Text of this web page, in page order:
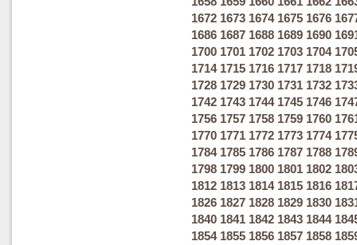
1672 1673 1674 1675 1676
1686 1687 1688 1689 1690
1700 1701 1702 1703 1704
1714 1715 1716 1717 1718
1728 1729 1730 1731 1732
1742 1743 1744 1745 1746
1756 1757 1758 1759 1760
1770 1771 1772 1773 1774
1784 1785 1786 1787 1788
1798 1799 1800 1801 1802
1812 1813 1814 1815 1816
1826 1827 1828 1829 1830
1840 1841 1842 1843 1844
1854 1855 1856 1857 1858